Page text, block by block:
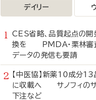
デイリー
CES省略、品質起点の開
換を PMDA・栗林審
データの発信も要請
【中医協】新薬10成分13
に収載へ サノフィのサ
下注など